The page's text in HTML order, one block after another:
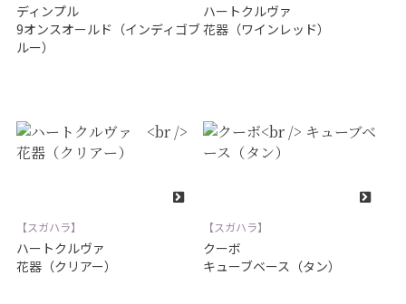
ディンプル
9オンスオールド（インディゴブ
ルー）
ハートクルヴァ
花器（ワインレッド）
【スガハラ】
ハートクルヴァ
花器（クリアー）
【スガハラ】
クーボ
キューブベース（タン）